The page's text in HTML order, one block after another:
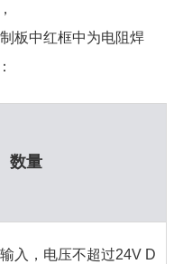
板中红框中为电阻焊
数量
入，电压不超过24V D